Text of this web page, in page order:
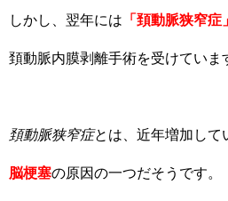
しかし、翌年には 「頚動脈狭窄症」
頚動脈内膜剥離手術を受けていま
頚動脈狭窄症とは、近年増加して
脳梗塞の原因の一つだそうです。